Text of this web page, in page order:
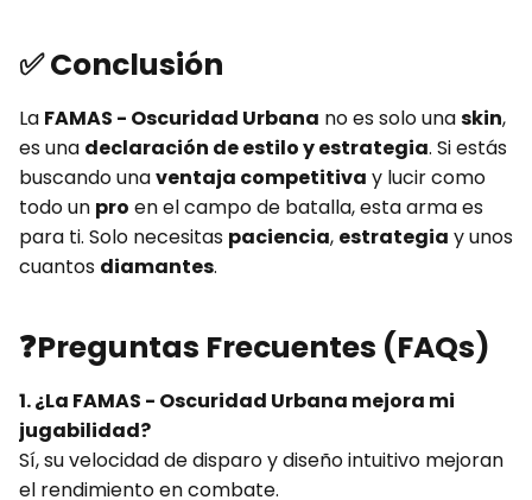
✅Conclusión
La FAMAS - Oscuridad Urbana no es solo unaskin,
es una declaración de estilo y estrategia. Si estás
buscando unaventaja competitiva y lucir como
todo un pro en el campo de batalla, esta arma es
para ti. Solo necesitas paciencia, estrategia y unos
cuantos diamantes.
❓Preguntas Frecuentes (FAQs)
1. ¿La FAMAS - Oscuridad Urbana mejora mi
jugabilidad?
Sí, su velocidad de disparo y diseño intuitivo mejoran
el rendimiento en combate.